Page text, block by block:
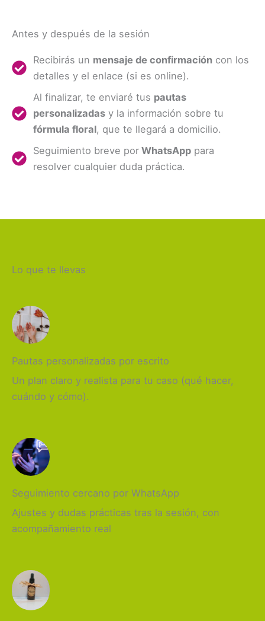
Antes y después de la sesión
Recibirás un mensaje de confirmación con los
detalles y el enlace (si es online).
Al finalizar, te enviaré tus pautas
personalizadas y la información sobre tu
fórmula floral, que te llegará a domicilio.
Seguimiento breve por WhatsApp para
resolver cualquier duda práctica.
Lo que te llevas
Pautas personalizadas por escrito
Un plan claro y realista para tu caso (qué hacer,
cuándo y cómo).
Seguimiento cercano por WhatsApp
Ajustes y dudas prácticas tras la sesión, con
acompañamiento real